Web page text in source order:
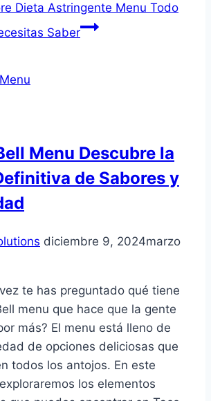
Dieta Astringente Menu Todo
Saber
Menu Descubre la
de Sabores y
diciembre 9, 2024marzo
te has preguntado qué tiene
menu que hace que la gente
más? El menu está lleno de
de opciones deliciosas que
todos los antojos. En este
los elementos